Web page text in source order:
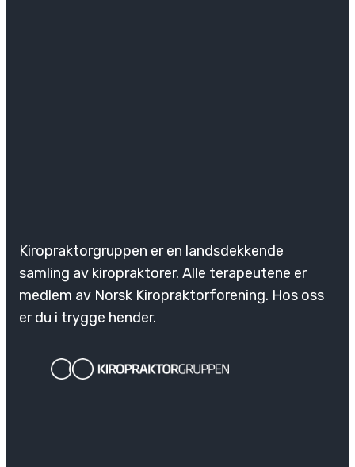
Kiropraktorgruppen er en landsdekkende
samling av kiropraktorer. Alle terapeutene er
medlem av Norsk Kiropraktorforening. Hos oss
er du i trygge hender.